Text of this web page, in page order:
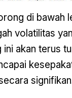
di bawah
volatilitas
ini akan terus